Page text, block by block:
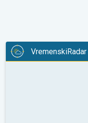
VremenskiRadar